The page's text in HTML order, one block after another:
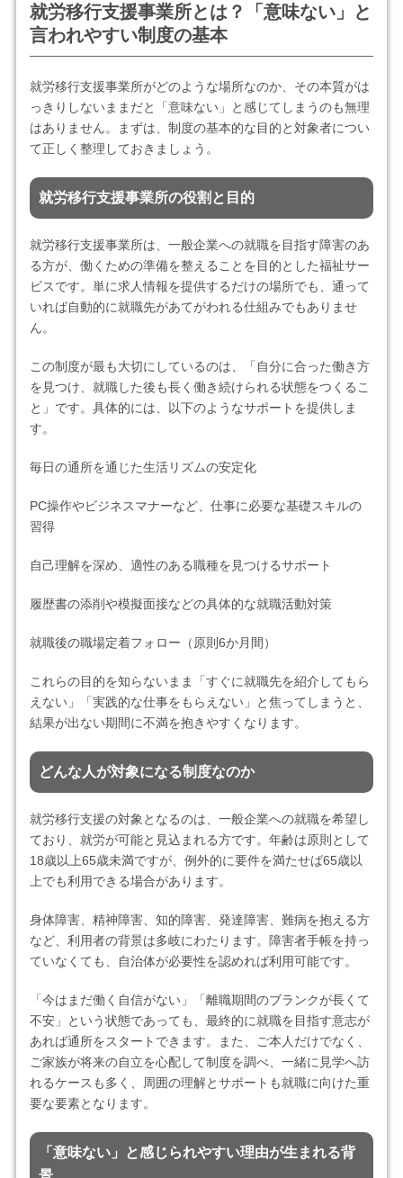
就労移行支援事業所とは？「意味ない」と
言われやすい制度の基本
就労移行支援事業所がどのような場所なのか、その本質がは
っきりしないままだと「意味ない」と感じてしまうのも無理
はありません。まずは、制度の基本的な目的と対象者につい
て正しく整理しておきましょう。
就労移行支援事業所の役割と目的
就労移行支援事業所は、一般企業への就職を目指す障害のあ
る方が、働くための準備を整えることを目的とした福祉サー
ビスです。単に求人情報を提供するだけの場所でも、通って
いれば自動的に就職先があてがわれる仕組みでもありませ
ん。
この制度が最も大切にしているのは、「自分に合った働き方
を見つけ、就職した後も長く働き続けられる状態をつくるこ
と」です。具体的には、以下のようなサポートを提供しま
す。
毎日の通所を通じた生活リズムの安定化
PC操作やビジネスマナーなど、仕事に必要な基礎スキルの
習得
自己理解を深め、適性のある職種を見つけるサポート
履歴書の添削や模擬面接などの具体的な就職活動対策
就職後の職場定着フォロー（原則6か月間）
これらの目的を知らないまま「すぐに就職先を紹介してもら
えない」「実践的な仕事をもらえない」と焦ってしまうと、
結果が出ない期間に不満を抱きやすくなります。
どんな人が対象になる制度なのか
就労移行支援の対象となるのは、一般企業への就職を希望し
ており、就労が可能と見込まれる方です。年齢は原則として
18歳以上65歳未満ですが、例外的に要件を満たせば65歳以
上でも利用できる場合があります。
身体障害、精神障害、知的障害、発達障害、難病を抱える方
など、利用者の背景は多岐にわたります。障害者手帳を持っ
ていなくても、自治体が必要性を認めれば利用可能です。
「今はまだ働く自信がない」「離職期間のブランクが長くて
不安」という状態であっても、最終的に就職を目指す意志が
あれば通所をスタートできます。また、ご本人だけでなく、
ご家族が将来の自立を心配して制度を調べ、一緒に見学へ訪
れるケースも多く、周囲の理解とサポートも就職に向けた重
要な要素となります。
「意味ない」と感じられやすい理由が生まれる背